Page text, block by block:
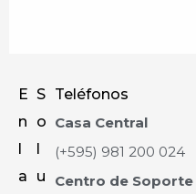
E
n
a
S
o
u
Teléfonos
Casa Central
(+595) 981 200 024
Centro de Soporte